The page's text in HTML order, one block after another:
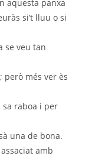
aquesta panxa
si’t lluu o si
se veu tan
però més ver ès
sa raboa i per
una de bona.
amb